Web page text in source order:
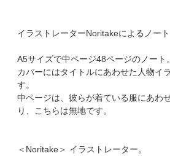
イラストレーターNoritakeによるノート
A5サイズで中ページ48ページのノート。
カバーにはタイトルにあわせた人物イ
す。
中ページは、彼らが着ている服にあわ
り、こちらは無地です。
＜Noritake＞ イラストレーター。